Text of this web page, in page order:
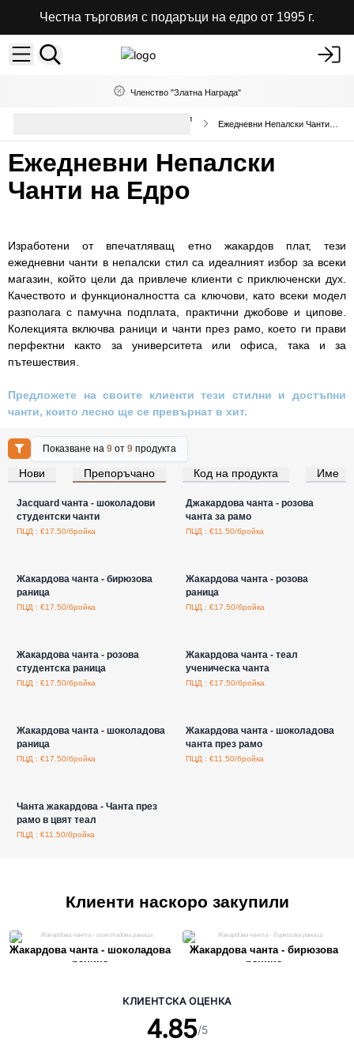
Честна търговия с подаръци на едро от 1995 г.
Членство "Златна Награда"
Висококачествени чанти и раници
Ежедневни Непалски
Чанти на Едро
Изработени от впечатляващ етно жакардов плат, тези
ежедневни чанти в непалски стил са идеалният избор за всеки
магазин, който цели да привлече клиенти с приключенски дух.
Качеството и функционалността са ключови, като всеки модел
разполага с памучна подплата, практични джобове и ципове.
Колекцията включва раници и чанти през рамо, което ги прави
перфектни както за университета или офиса, така и за
пътешествия.
Предложете на своите клиенти тези стилни и достъпни
чанти, които лесно ще се превърнат в хит.
Показване на9 от9 продукта
Нови Препоръчано Код на продукта Име
Влезте за цени на едро
Jacquard чанта - шоколадови
студентски чанти
ПЦД : €17.50/бройка
Влезте за цени на едро
Джакардова чанта - розова
чанта за рамо
ПЦД : €11.50/бройка
Жакардова чанта - бирюзова
раница
ПЦД : €17.50/бройка
Жакардова чанта - розова
раница
ПЦД : €17.50/бройка
Жакардова чанта - розова
студентска раница
ПЦД : €17.50/бройка
Жакардова чанта - теал
ученическа чанта
ПЦД : €17.50/бройка
Жакардова чанта - шоколадова
раница
ПЦД : €17.50/бройка
Жакардова чанта - шоколадова
чанта през рамо
ПЦД : €11.50/бройка
Чанта жакардова - Чанта през
рамо в цвят теал
ПЦД : €11.50/бройка
Клиенти наскоро закупили
Жакардова чанта - шоколадова
раница
Жакардова чанта - бирюзова
раница
КЛИЕНТСКА ОЦЕНКА
4.85/5